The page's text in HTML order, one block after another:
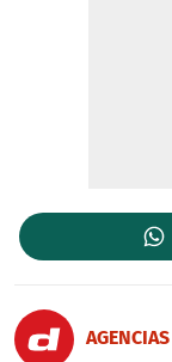
AGENCIAS